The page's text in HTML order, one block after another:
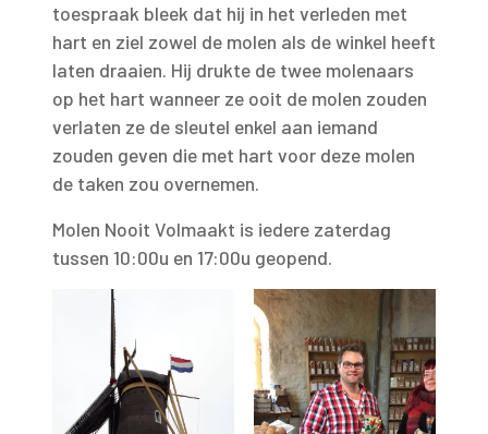
toespraak bleek dat hij in het verleden met
hart en ziel zowel de molen als de winkel heeft
laten draaien. Hij drukte de twee molenaars
op het hart wanneer ze ooit de molen zouden
verlaten ze de sleutel enkel aan iemand
zouden geven die met hart voor deze molen
de taken zou overnemen.
Molen Nooit Volmaakt is iedere zaterdag
tussen 10:00u en 17:00u geopend.